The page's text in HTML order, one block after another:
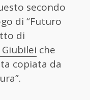
secondo
di “Futuro
di
Giubilei che
copiata da